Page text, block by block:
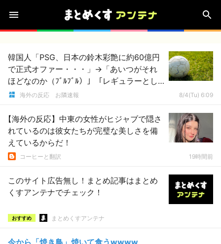
韓国人「PSG、日本の鈴木彩艶に約60億円
で正式オファー・・・」→「あいつがそれ
ほどなのか（ﾌﾞﾙﾌﾞﾙ）」「レギュラーとし
て出れるとは思わないけど、それでもやっ
海外の反応 お隣速報 8/4(Tu) 6:09
【海外の反応】中東の女性がヒジャブで隠さ
れているのは彼女たちが完璧な美しさを備
えているからだ！
コーヒーと翻訳 19時間前
このサイト広告無し！まとめ記事はまとめ
くすアンテナでチェック！
おすすめ まとめくすアンテナ
今から「焼き鳥」焼いて食うwwww